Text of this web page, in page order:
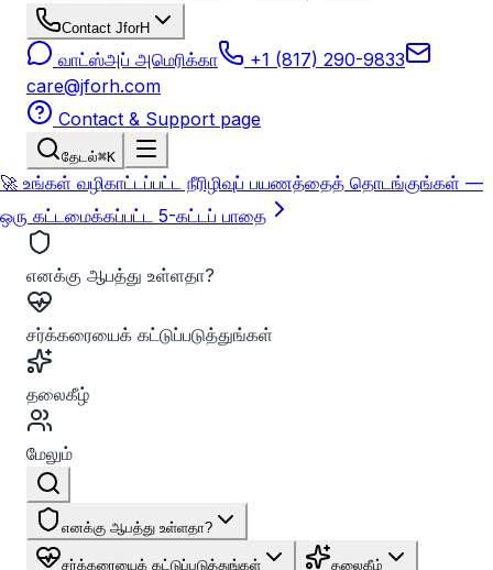
Contact JforH
வாட்ஸ்அப் அமெரிக்கா
+1 (817) 290-9833
care@jforh.com
Contact & Support page
தேடல்⌘K
🚀 உங்கள் வழிகாட்டப்பட்ட நீரிழிவுப் பயணத்தைத் தொடங்குங்கள் —
ஒரு கட்டமைக்கப்பட்ட 5-கட்டப் பாதை
எனக்கு ஆபத்து உள்ளதா?
சர்க்கரையைக் கட்டுப்படுத்துங்கள்
தலைகீழ்
மேலும்
எனக்கு ஆபத்து உள்ளதா?
சர்க்கரையைக் கட்டுப்படுத்துங்கள் தலைகீழ்